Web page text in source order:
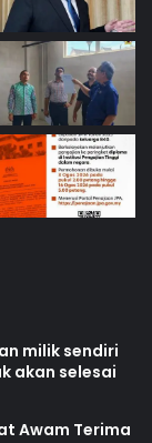
milik sendiri
akan selesai
Awam Terima